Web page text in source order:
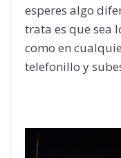
esperes algo
trata es que sea
como en
telefonillo y